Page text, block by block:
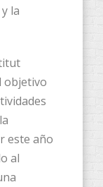
la
objetivo
este año
al